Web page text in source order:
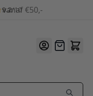
9.2/10
Offerte